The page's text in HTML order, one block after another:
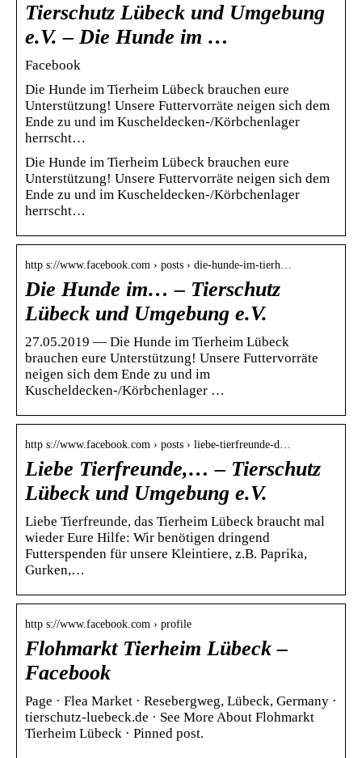
Tierschutz Lübeck und Umgebung
e.V. – Die Hunde im …
Facebook
Die Hunde im Tierheim Lübeck brauchen eure
Unterstützung! Unsere Futtervorräte neigen sich dem
Ende zu und im Kuscheldecken-/Körbchenlager
herrscht…
Die Hunde im Tierheim Lübeck brauchen eure
Unterstützung! Unsere Futtervorräte neigen sich dem
Ende zu und im Kuscheldecken-/Körbchenlager
herrscht…
http s://www.facebook.com › posts › die-hunde-im-tierh…
Die Hunde im… – Tierschutz
Lübeck und Umgebung e.V.
27.05.2019 — Die Hunde im Tierheim Lübeck
brauchen eure Unterstützung! Unsere Futtervorräte
neigen sich dem Ende zu und im
Kuscheldecken-/Körbchenlager …
http s://www.facebook.com › posts › liebe-tierfreunde-d…
Liebe Tierfreunde,… – Tierschutz
Lübeck und Umgebung e.V.
Liebe Tierfreunde, das Tierheim Lübeck braucht mal
wieder Eure Hilfe: Wir benötigen dringend
Futterspenden für unsere Kleintiere, z.B. Paprika,
Gurken,…
http s://www.facebook.com › profile
Flohmarkt Tierheim Lübeck –
Facebook
Page · Flea Market · Resebergweg, Lübeck, Germany ·
tierschutz-luebeck.de · See More About Flohmarkt
Tierheim Lübeck · Pinned post.